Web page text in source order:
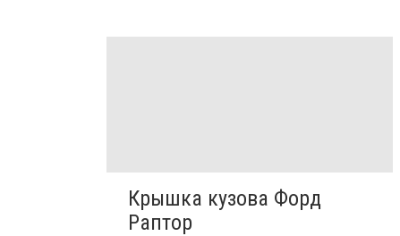
Крышка кузова Форд
Раптор